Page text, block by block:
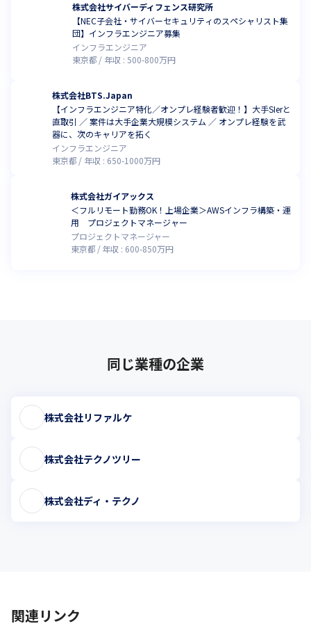
「インフラから開発へ転換したい」「PMを目指したい」「特定の
言語を極めたい」。
そんな個人の想いを形にするために「社内FA制度（異動希望制
度）」や「キャリアサポート制度」を整備しています。
そ、一過性のブームに左右されない「一生モノのキャリア」を、
ここBREXA Technologyで築くことが可能です。
株式会社サイバーディフェンス研究所
【NEC子会社・サイバーセキュリティのスペシャリスト集
団】インフラエンジニア募集
インフラエンジニア
東京都
年収 : 500-800万円
株式会社BTS.Japan
【インフラエンジニア特化／オンプレ経験者歓迎！】大手SIerと
直取引 ／ 案件は大手企業大規模システム ／ オンプレ経験を武
器に、次のキャリアを拓く
インフラエンジニア
東京都
年収 : 650-1000万円
株式会社ガイアックス
＜フルリモート勤務OK！上場企業＞AWSインフラ構築・運
用 プロジェクトマネージャー
プロジェクトマネージャー
東京都
年収 : 600-850万円
同じ業種の企業
株式会社リファルケ
株式会社テクノツリー
株式会社ディ・テクノ
関連リンク